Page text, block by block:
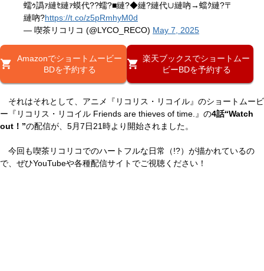
蠕ｩ譌ｧ縺ｾ縺ｧ蟆代??蠕?■縺?◆縺?縺代∪縺吶→蟷ｸ縺?〒
縺吶?https://t.co/z5pRmhyM0d
— 喫茶リコリコ (@LYCO_RECO) May 7, 2025
Amazonでショートムービー
BDを予約する
楽天ブックスでショートムー
ビーBDを予約する
それはそれとして、アニメ『リコリス・リコイル』のショートムービ
ー『リコリス・リコイル Friends are thieves of time.』の4話“Watch
out！”の配信が、5月7日21時より開始されました。
今回も喫茶リコリコでのハートフルな日常（!?）が描かれているの
で、ぜひYouTubeや各種配信サイトでご視聴ください！